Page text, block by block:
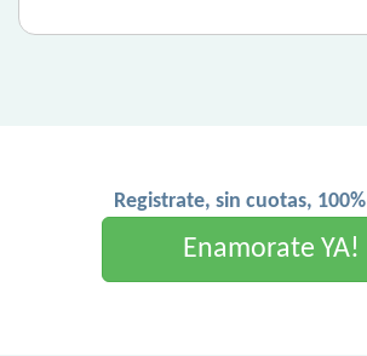
Registrate, sin cuotas,
Enamorate YA!